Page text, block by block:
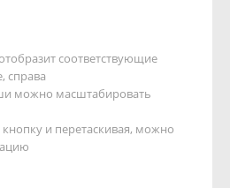
соответствующие
справа
можно масштабировать
и перетаскивая, можно